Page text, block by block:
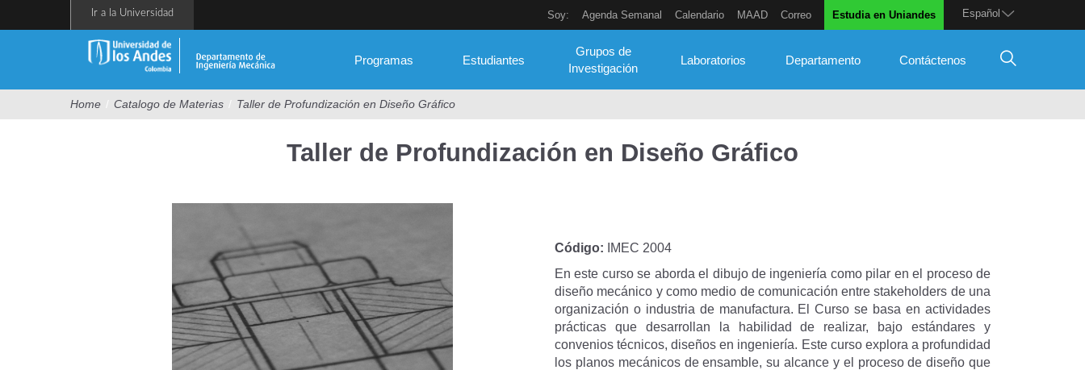
Español
Soy: Agenda Semanal Calendario MAAD Correo Estudia en Uniandes
Ir a la Universidad
Programas Estudiantes
Grupos de
Investigación
Laboratorios Departamento Contáctenos
Home / Catalogo de Materias / Taller de Profundización en Diseño Gráfico
Taller de Profundización en Diseño Gráfico
Diseño
Gráfico.jpg
Código:
IMEC 2004
En este curso se aborda el dibujo de ingeniería como pilar en el proceso de
diseño mecánico y como medio de comunicación entre stakeholders de una
organización o industria de manufactura. El Curso se basa en actividades
prácticas que desarrollan la habilidad de realizar, bajo estándares y
convenios técnicos, diseños en ingeniería. Este curso explora a profundidad
los planos mecánicos de ensamble, su alcance y el proceso de diseño que